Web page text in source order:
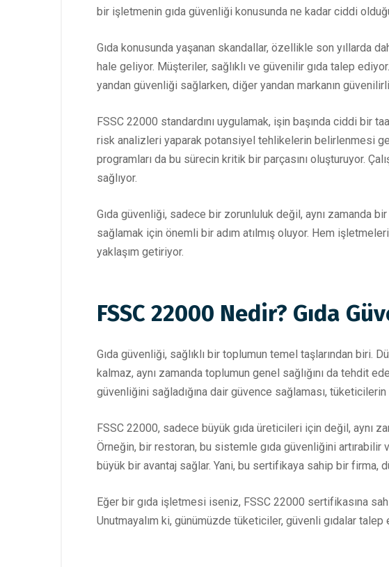
bir işletmenin gıda güvenliği konusunda ne kadar ciddi
Gıda konusunda yaşanan skandallar, özellikle son yıllarda
hale geliyor. Müşteriler, sağlıklı ve güvenilir gıda talep
yandan güvenliği sağlarken, diğer yandan markanın
FSSC 22000 standardını uygulamak, işin başında ciddi bir
risk analizleri yaparak potansiyel tehlikelerin belirlenmesi
programları da bu sürecin kritik bir parçasını oluşturuyor.
sağlıyor.
Gıda güvenliği, sadece bir zorunluluk değil, aynı zamanda
sağlamak için önemli bir adım atılmış oluyor. Hem
yaklaşım getiriyor.
FSSC 22000 Nedir? Gıda
Gıda güvenliği, sağlıklı bir toplumun temel taşlarından biri.
kalmaz, aynı zamanda toplumun genel sağlığını da tehdit
güvenliğini sağladığına dair güvence sağlaması,
FSSC 22000, sadece büyük gıda üreticileri için değil, aynı
Örneğin, bir restoran, bu sistemle gıda güvenliğini
büyük bir avantaj sağlar. Yani, bu sertifikaya sahip bir firma,
Eğer bir gıda işletmesi iseniz, FSSC 22000 sertifikasına
Unutmayalım ki, günümüzde tüketiciler, güvenli gıdalar